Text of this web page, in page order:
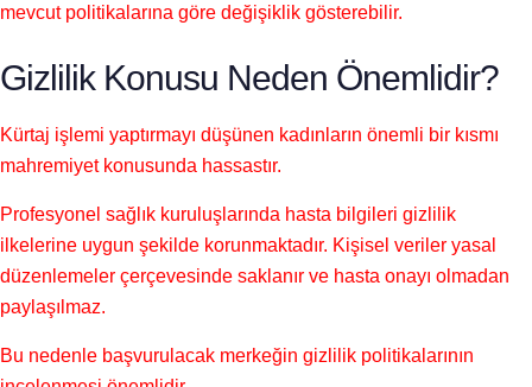
mevcut politikalarına göre değişiklik gösterebilir.
Gizlilik Konusu Neden Önemlidir?
Kürtaj işlemi yaptırmayı düşünen kadınların önemli bir kısmı
mahremiyet konusunda hassastır.
Profesyonel sağlık kuruluşlarında hasta bilgileri gizlilik
ilkelerine uygun şekilde korunmaktadır. Kişisel veriler yasal
düzenlemeler çerçevesinde saklanır ve hasta onayı olmadan
paylaşılmaz.
Bu nedenle başvurulacak merkeğin gizlilik politikalarının